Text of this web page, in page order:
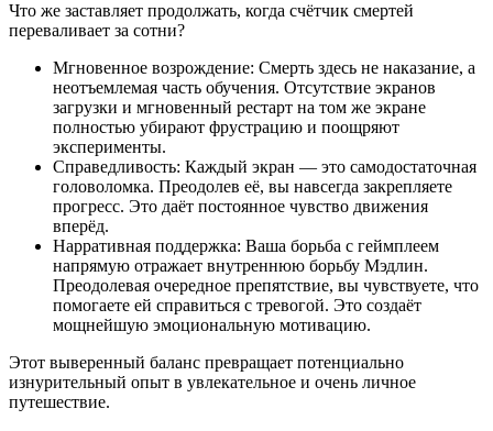
Что же заставляет продолжать, когда счётчик смертей
переваливает за сотни?
Мгновенное возрождение: Смерть здесь не наказание, а
неотъемлемая часть обучения. Отсутствие экранов
загрузки и мгновенный рестарт на том же экране
полностью убирают фрустрацию и поощряют
эксперименты.
Справедливость: Каждый экран — это самодостаточная
головоломка. Преодолев её, вы навсегда закрепляете
прогресс. Это даёт постоянное чувство движения
вперёд.
Нарративная поддержка: Ваша борьба с геймплеем
напрямую отражает внутреннюю борьбу Мэдлин.
Преодолевая очередное препятствие, вы чувствуете, что
помогаете ей справиться с тревогой. Это создаёт
мощнейшую эмоциональную мотивацию.
Этот выверенный баланс превращает потенциально
изнурительный опыт в увлекательное и очень личное
путешествие.